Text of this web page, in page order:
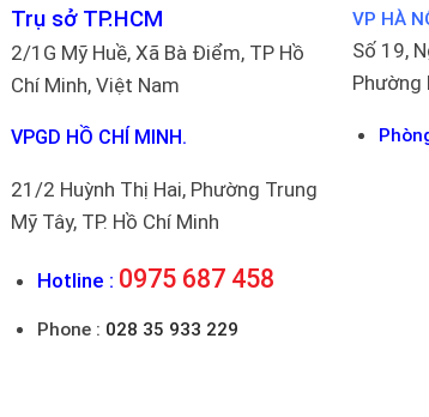
Trụ sở TP.HCM
2/1G Mỹ Huề, Xã Bà Điểm, TP Hồ
Chí Minh, Việt Nam
VPGD HỒ CHÍ MINH.
21/2 Huỳnh Thị Hai, Phường Trung
Mỹ Tây, TP. Hồ Chí Minh
Hotline : 0975 687 458
Phone : 028 35 933 229
VP HÀ
Số 19,
Phường